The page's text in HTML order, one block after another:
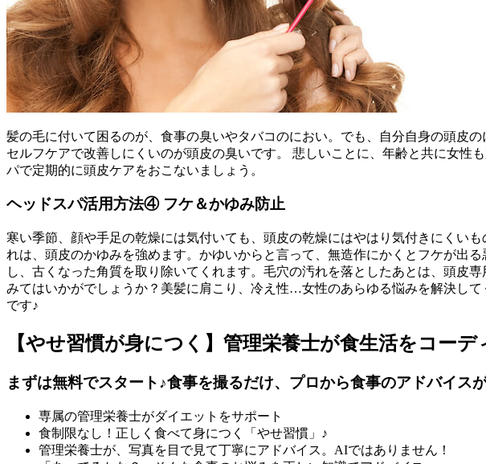
髪の毛に付いて困るのが、食事の臭いやタバコのにおい。でも、自分自身の頭皮
セルフケアで改善しにくいのが頭皮の臭いです。 悲しいことに、年齢と共に女性
パで定期的に頭皮ケアをおこないましょう。
ヘッドスパ活用方法④ フケ＆かゆみ防止
寒い季節、顔や手足の乾燥には気付いても、頭皮の乾燥にはやはり気付きにくい
れは、頭皮のかゆみを強めます。かゆいからと言って、無造作にかくとフケが出
し、古くなった角質を取り除いてくれます。毛穴の汚れを落としたあとは、頭皮
みてはいかがでしょうか？美髪に肩こり、冷え性…女性のあらゆる悩みを解決し
です♪
【やせ習慣が身につく】管理栄養士が食生活をコー
まずは無料でスタート♪食事を撮るだけ、プロから食事のアドバイス
専属の管理栄養士がダイエットをサポート
食制限なし！正しく食べて身につく「やせ習慣」♪
管理栄養士が、写真を目で見て丁寧にアドバイス。AIではありません！